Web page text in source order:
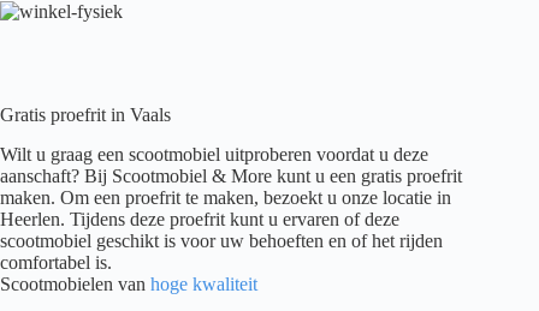
Gratis proefrit in Vaals
Wilt u graag een scootmobiel uitproberen voordat u deze
aanschaft? Bij Scootmobiel & More kunt u een gratis proefrit
maken. Om een proefrit te maken, bezoekt u onze locatie in
Heerlen. Tijdens deze proefrit kunt u ervaren of deze
scootmobiel geschikt is voor uw behoeften en of het rijden
comfortabel is.
Scootmobielen van hoge kwaliteit